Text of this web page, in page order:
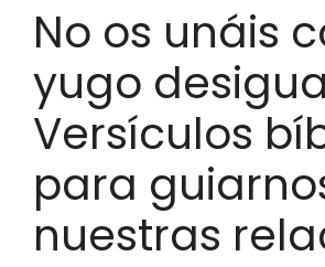
No os unáis
yugo
Versículos
para
nuestras